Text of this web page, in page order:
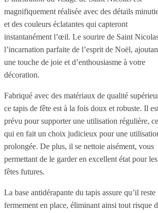
magnifiquement réalisée avec des détails
et des couleurs éclatantes qui capteront
instantanément l’œil. Le sourire de Saint
l’incarnation parfaite de l’esprit de Noël,
une touche de joie et d’enthousiasme à votre
décoration.
Fabriqué avec des matériaux de qualité
ce tapis de fête est à la fois doux et robuste. Il
prévu pour supporter une utilisation régulière, ce
qui en fait un choix judicieux pour une
prolongée. De plus, il se nettoie aisément, vous
permettant de le garder en excellent état pour les
fêtes futures.
La base antidérapante du tapis assure qu’il reste
fermement en place, éliminant ainsi tout risque